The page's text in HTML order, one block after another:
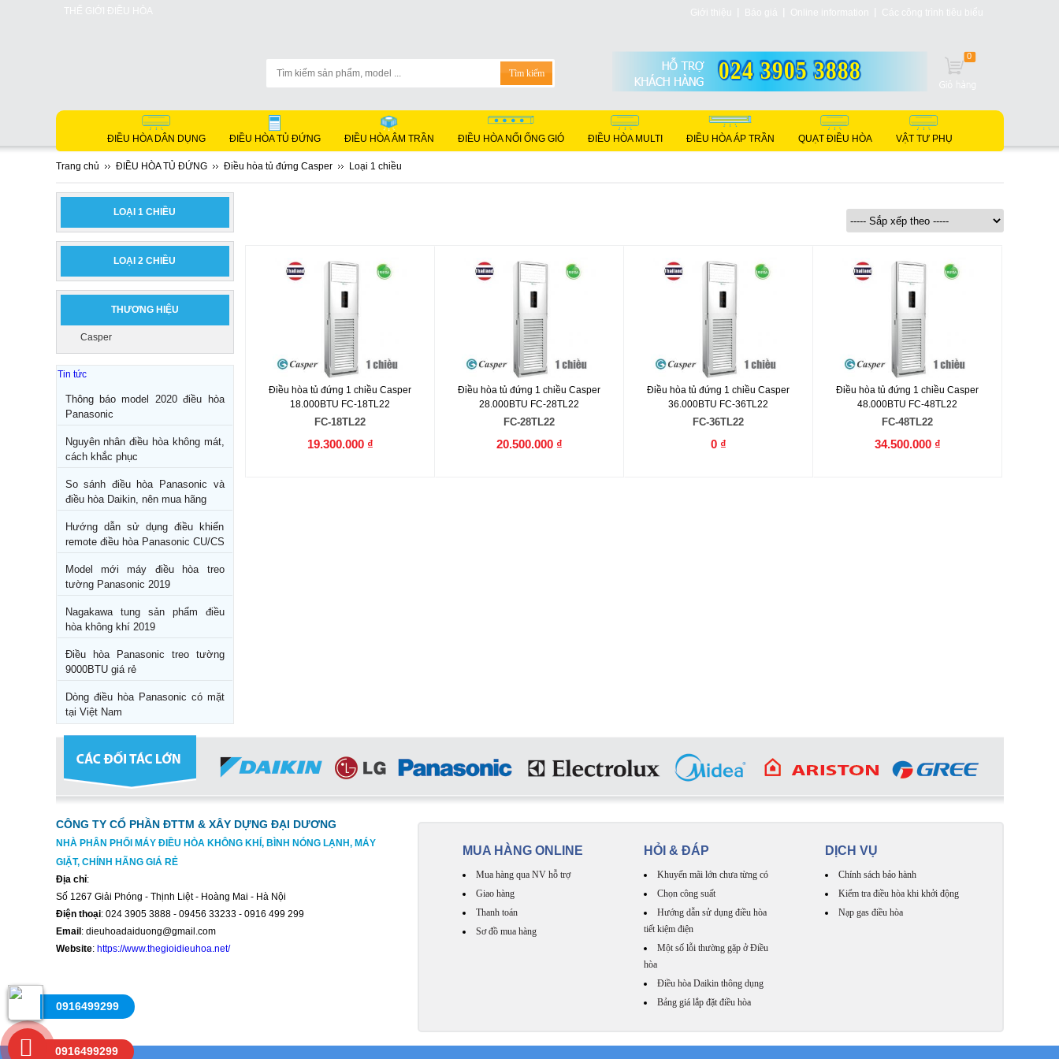
THẾ GIỚI ĐIỀU HÒA Giới thiệu Báo giá Online information Các công trình tiêu biểu
024 3905 3888 0
ĐIỀU HÒA DÂN DỤNG ĐIỀU HÒA TỦ ĐỨNG ĐIỀU HÒA ÂM TRẦN ĐIỀU HÒA NỐI ỐNG GIÓ ĐIỀU HÒA MULTI ĐIỀU HÒA ÁP TRẦN QUẠT ĐIỀU HÒA VẬT TƯ PHỤ
Trang chủ ĐIỀU HÒA TỦ ĐỨNG Điều hòa tủ đứng Casper Loại 1 chiều
LOẠI 1 CHIỀU
LOẠI 2 CHIỀU
THƯƠNG HIỆU
Casper
Tin tức
Thông báo model 2020 điều hòa
Panasonic
Nguyên nhân điều hòa không mát,
cách khắc phục
So sánh điều hòa Panasonic và
điều hòa Daikin, nên mua hãng
Hướng dẫn sử dụng điều khiển
remote điều hòa Panasonic CU/CS
Model mới máy điều hòa treo
tường Panasonic 2019
Nagakawa tung sản phẩm điều
hòa không khí 2019
Điều hòa Panasonic treo tường
9000BTU giá rẻ
Dòng điều hòa Panasonic có mặt
tại Việt Nam
Điều hòa tủ đứng 1 chiều Casper
18.000BTU FC-18TL22
FC-18TL22
19.300.000 ₫
Điều hòa tủ đứng 1 chiều Casper
28.000BTU FC-28TL22
FC-28TL22
20.500.000 ₫
Điều hòa tủ đứng 1 chiều Casper
36.000BTU FC-36TL22
FC-36TL22
0 ₫
Điều hòa tủ đứng 1 chiều Casper
48.000BTU FC-48TL22
FC-48TL22
34.500.000 ₫
CÔNG TY CỔ PHẦN ĐTTM & XÂY DỰNG ĐẠI DƯƠNG
NHÀ PHÂN PHỐI MÁY ĐIỀU HÒA KHÔNG KHÍ, BÌNH NÓNG LẠNH, MÁY
GIẶT, CHÍNH HÃNG GIÁ RẺ
Địa chỉ:
Số 1267 Giải Phóng - Thịnh Liệt - Hoàng Mai - Hà Nội
Điện thoại: 024 3905 3888 - 09456 33233 - 0916 499 299
Email : dieuhoadaiduong@gmail.com
Website: https://www.thegioidieuhoa.net/
MUA HÀNG ONLINE
Mua hàng qua NV hỗ trợ
Giao hàng
Thanh toán
Sơ đồ mua hàng
HỎI & ĐÁP
Khuyến mãi lớn chưa từng có
Chọn công suất
Hướng dẫn sử dụng điều hòa
tiết kiệm điện
Một số lỗi thường gặp ở Điều
hòa
Điều hòa Daikin thông dụng
Bảng giá lắp đặt điều hòa
DỊCH VỤ
Chính sách bảo hành
Kiểm tra điều hòa khi khởi động
Nạp gas điều hòa
0916499299
0916499299